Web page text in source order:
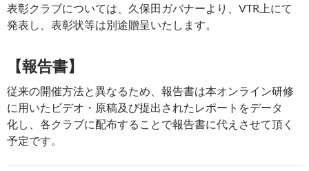
表彰クラブについては、久保田ガバナーより、VTR上にて
発表し、表彰状等は別途贈呈いたします。
【報告書】
従来の開催方法と異なるため、報告書は本オンライン研修
に用いたビデオ・原稿及び提出されたレポートをデータ
化し、各クラブに配布することで報告書に代えさせて頂く
予定です。